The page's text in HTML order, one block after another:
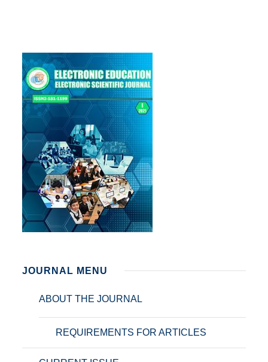
JOURNAL MENU
ABOUT THE JOURNAL
REQUIREMENTS FOR ARTICLES